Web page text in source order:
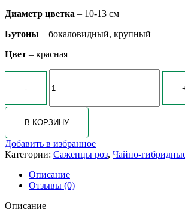
Диаметр цветка – 10-13 см
Бутоны – бокаловидный, крупный
Цвет – красная
товара
При
Grand
Prix
В КОРЗИНУ
Добавить в избранное
Категории: Саженцы роз, Чайно-
Описание
Отзывы (0)
Описание